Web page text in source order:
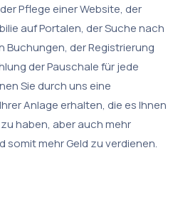
Pflege einer Website, der
auf Portalen, der Suche nach
Buchungen, der Registrierung
der Pauschale für jede
Sie durch uns eine
Anlage erhalten, die es Ihnen
haben, aber auch mehr
somit mehr Geld zu verdienen.